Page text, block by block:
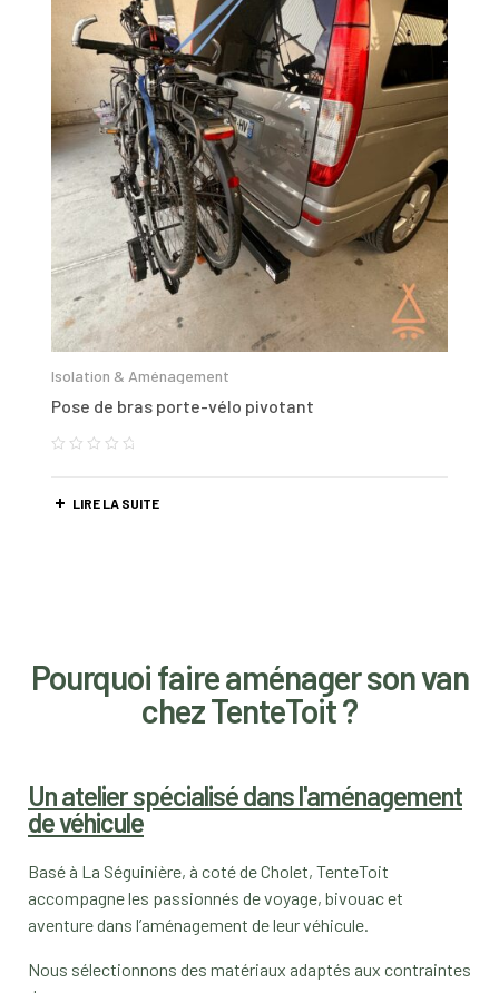
Isolation & Aménagement
Pose de bras porte-vélo pivotant
LIRE LA SUITE
Pourquoi faire aménager son van
chez TenteToit ?
Un atelier spécialisé dans l'aménagement
de véhicule
Basé à La Séguinière, à coté de Cholet, TenteToit
accompagne les passionnés de voyage, bivouac et
aventure dans l’aménagement de leur véhicule.
Nous sélectionnons des matériaux adaptés aux contraintes